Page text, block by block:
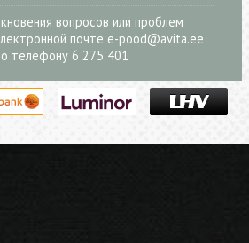
вопросов или проблем
почте e-pood@avita.ee
телефону 6 275 401